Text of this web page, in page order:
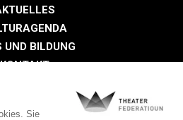
UND BILDUNG
KONTAKT